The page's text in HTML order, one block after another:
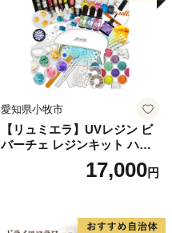
愛知県小牧市
【リュミエラ】UVレジン ビ
バーチェ レジンキット ハン
ドメイド レジンクラフト ア
クセサリーキット 手作り セ
17,000円